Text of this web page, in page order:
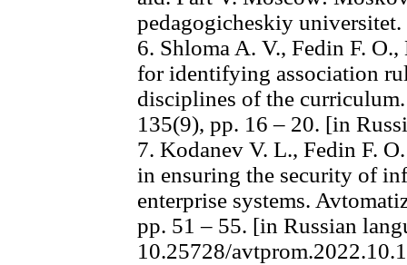
pedagogicheskiy
6. Shloma A. V., Fedin F.
for identifying association
disciplines of the
135(9), pp. 16 – 20. [in
7. Kodanev V. L., Fedin F.
in ensuring the security of
enterprise systems.
pp. 51 – 55. [in Russian
10.25728/